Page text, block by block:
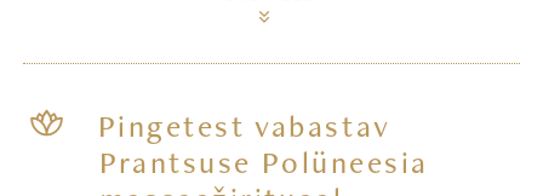
Pingetest vabastav
Prantsuse Polüneesia